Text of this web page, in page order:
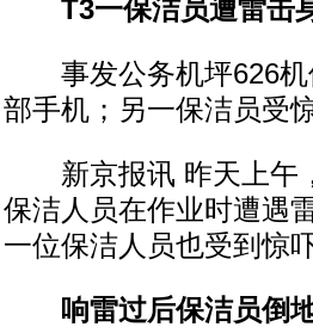
T3一保洁员遭雷击
事发公务机坪626机
部手机；另一保洁员受
新京报讯 昨天上午，
保洁人员在作业时遭遇
一位保洁人员也受到惊
响雷过后保洁员倒